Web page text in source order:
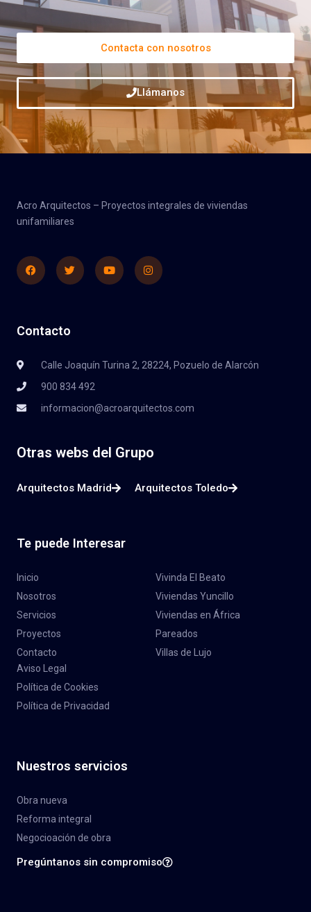
Contacta con nosotros
Llámanos
Acro Arquitectos – Proyectos integrales de viviendas
unifamiliares
FacebookTwitter YoutubeInstagram
Contacto
Calle Joaquín Turina 2, 28224, Pozuelo de Alarcón
900 834 492
informacion@acroarquitectos.com
Otras webs del Grupo
Arquitectos Madrid Arquitectos Toledo
Te puede Interesar
Inicio
Nosotros
Servicios
Proyectos
Contacto
Vivinda El Beato
Viviendas Yuncillo
Viviendas en África
Pareados
Villas de Lujo
Aviso Legal
Política de Cookies
Política de Privacidad
Nuestros servicios
Obra nueva
Reforma integral
Negocioación de obra
Pregúntanos sin compromiso